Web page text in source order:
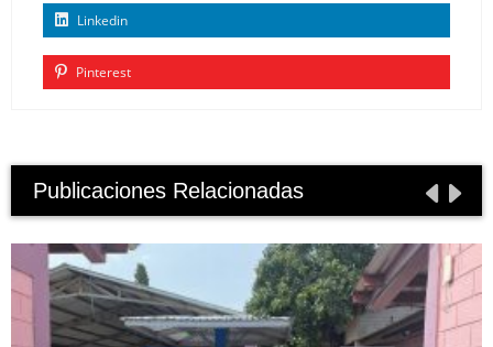
Linkedin
Pinterest
Publicaciones Relacionadas